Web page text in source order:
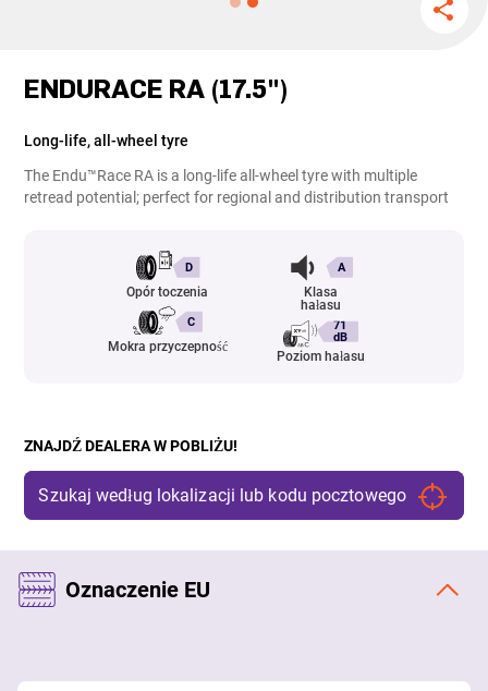
ENDURACE RA (17.5")
Long-life, all-wheel tyre
The Endu™Race RA is a long-life all-wheel tyre with multiple
retread potential; perfect for regional and distribution transport
D
Opór toczenia
C
Mokra przyczepność
A
Klasa
hałasu
71
dB
Poziom hałasu
ZNAJDŹ DEALERA W POBLIŻU!
Oznaczenie EU